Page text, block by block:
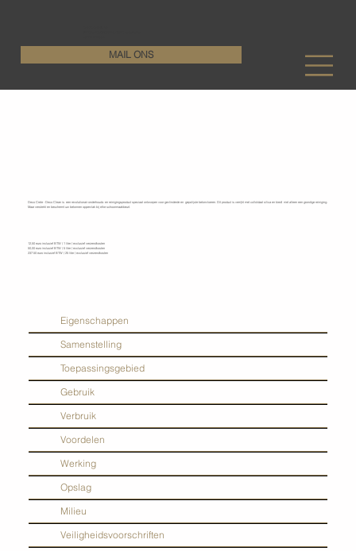
MAIL ONS
Eigenschappen
Samenstelling
Toepassingsgebied
Gebruik
Verbruik
Voordelen
Werking
Opslag
Milieu
Veiligheidsvoorschriften
Deco Crete - Deco Clean is een revolutionair onderhouds- en reinigingsproduct speciaal ontworpen voor gevlinderde en gepolijste betonvloeren. Dit product is verrijkt met colloïdaal silica en biedt niet alleen een grondige reiniging.
Maar versterkt en beschermt uw betonnen oppervlak bij elke schoonmaakbeurt.
12,50 euro inclusief BTW / 1 liter / exclusief verzendkosten
50,00 euro inclusief BTW / 5 liter / exclusief verzendkosten
237.50 euro inclusief BTW / 25 liter / exclusief verzendkosten